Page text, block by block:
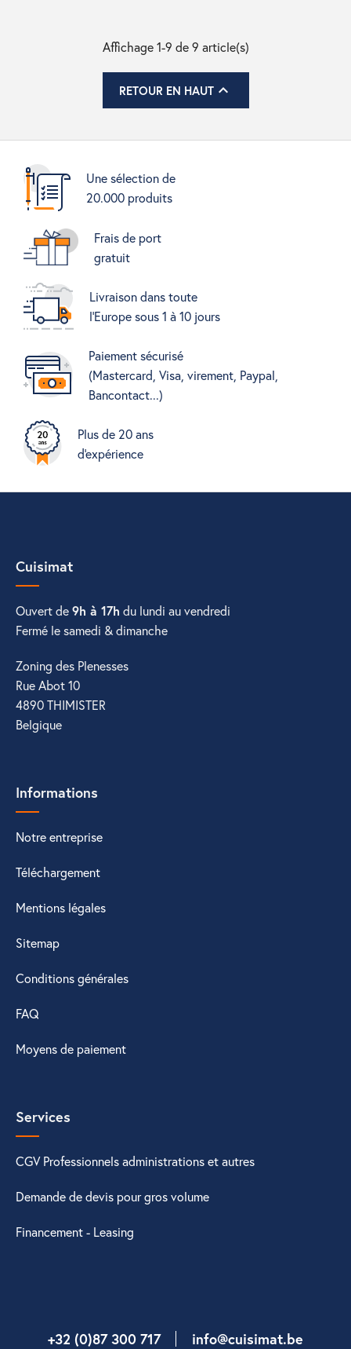
Affichage 1-9 de 9 article(s)
RETOUR EN HAUT
Une sélection de
20.000 produits
Frais de port
gratuit
Livraison dans toute
l'Europe sous 1 à 10 jours
Paiement sécurisé
(Mastercard, Visa, virement, Paypal,
Bancontact...)
Plus de 20 ans
d'expérience
Cuisimat
Ouvert de9h à 17h du lundi au vendredi
Fermé le samedi & dimanche
Zoning des Plenesses
Rue Abot 10
4890 THIMISTER
Belgique
Informations
Notre entreprise
Téléchargement
Mentions légales
Sitemap
Conditions générales
FAQ
Moyens de paiement
Services
CGV Professionnels administrations et autres
Demande de devis pour gros volume
Financement - Leasing
+32 (0)87 300 717 info@cuisimat.be